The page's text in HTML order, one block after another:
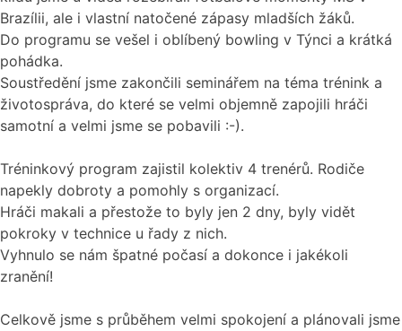
Brazílii, ale i vlastní natočené zápasy mladších žáků.
Do programu se vešel i oblíbený bowling v Týnci a krátká
pohádka.
Soustředění jsme zakončili seminářem na téma trénink a
životospráva, do které se velmi objemně zapojili hráči
samotní a velmi jsme se pobavili :-).
Tréninkový program zajistil kolektiv 4 trenérů. Rodiče
napekly dobroty a pomohly s organizací.
Hráči makali a přestože to byly jen 2 dny, byly vidět
pokroky v technice u řady z nich.
Vyhnulo se nám špatné počasí a dokonce i jakékoli
zranění!
Celkově jsme s průběhem velmi spokojení a plánovali jsme